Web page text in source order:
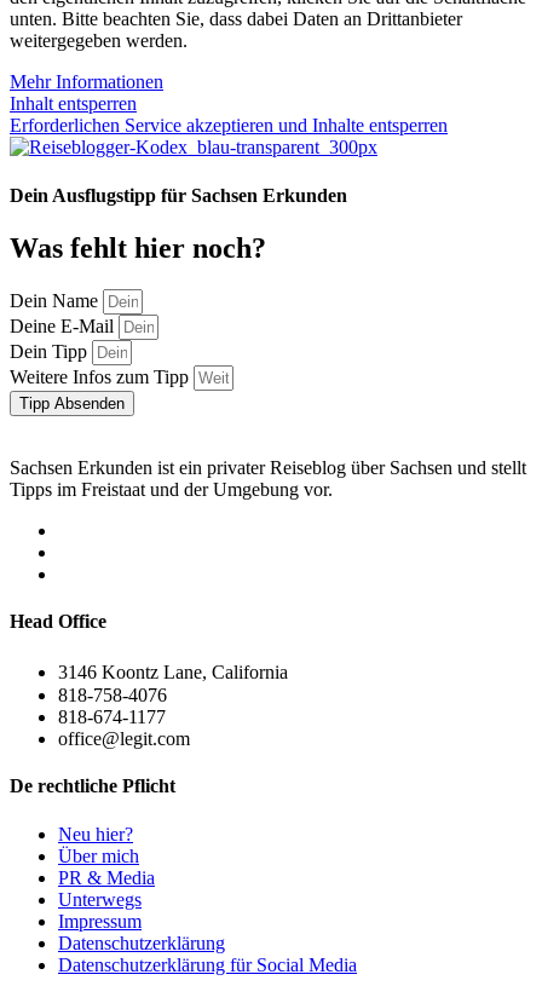
unten. Bitte beachten Sie, dass dabei Daten an Drittanbieter
weitergegeben werden.
Mehr Informationen
Inhalt entsperren
Erforderlichen Service akzeptieren und Inhalte entsperren
Dein Ausflugstipp für Sachsen Erkunden
Was fehlt hier noch?
Dein Name
Deine E-Mail
Dein Tipp
Weitere Infos zum Tipp
Tipp Absenden
Sachsen Erkunden ist ein privater Reiseblog über Sachsen und stellt
Tipps im Freistaat und der Umgebung vor.
Head Office
3146 Koontz Lane, California
818-758-4076
818-674-1177
office@legit.com
De rechtliche Pflicht
Neu hier?
Über mich
PR & Media
Unterwegs
Impressum
Datenschutzerklärung
Datenschutzerklärung für Social Media